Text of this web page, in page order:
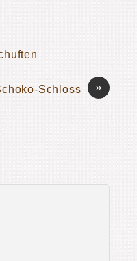
»
Schloss